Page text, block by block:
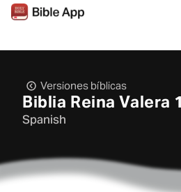
Versiones bíblicas
Biblia Reina Valera
Spanish